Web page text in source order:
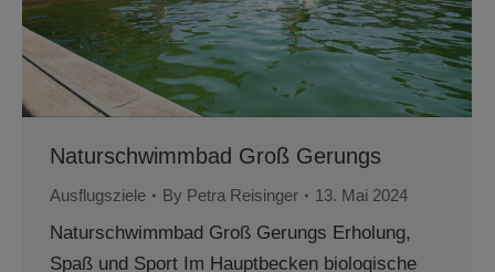
Naturschwimmbad Groß Gerungs
Ausflugsziele By Petra Reisinger 13. Mai 2024
Naturschwimmbad Groß Gerungs Erholung,
Spaß und Sport Im Hauptbecken biologische